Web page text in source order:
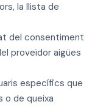
la llista de
del consentiment
proveïdor aigües
específics que
o de queixa